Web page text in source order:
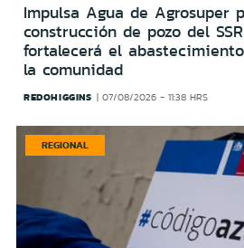
Impulsa Agua de Agrosuper
construcción de pozo del
fortalecerá el
la comunidad
REDOHIGGINS 07/08/2026 - 11:38 HRS
REGIONAL